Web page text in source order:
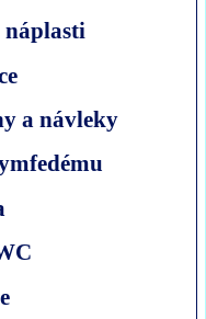
a návleky